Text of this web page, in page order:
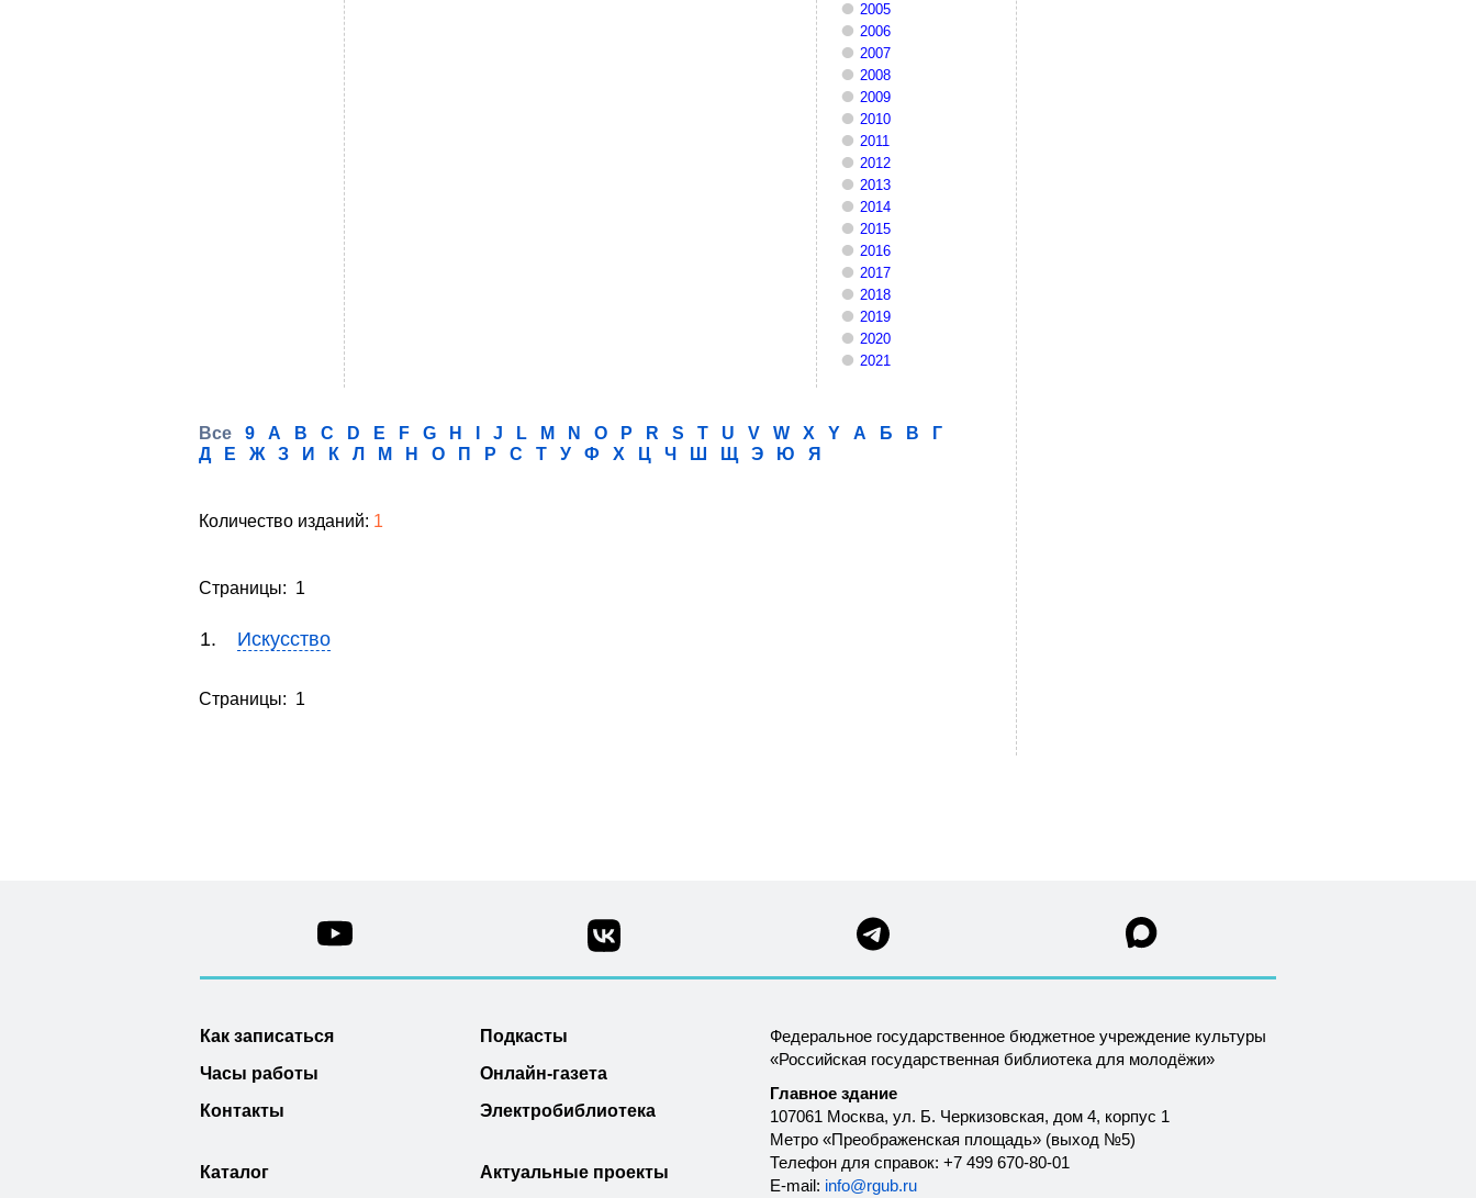
2005
2006
2007
2008
2009
2010
2011
2012
2013
2014
2015
2016
2017
2018
2019
2020
2021
Все 9 A B C D E F G H J L M N O P R S T U V W X Y А Б В
Г
Д
Е Ж З И К Л М Н О П Р С Т У Ф Х Ц Ч Ш Щ Э Ю Я
Количество изданий: 1
Страницы: 1
1. Искусство
Страницы: 1
Как записаться
Часы работы
Контакты
Каталог
Подкасты
Онлайн-газета
Электробиблиотека
Актуальные проекты
Федеральное государственное бюджетное учреждение культуры
«Российская государственная библиотека для молодёжи»
Главное здание
107061 Москва, ул. Б. Черкизовская, дом 4, корпус 1
Метро «Преображенская площадь» (выход №5)
Телефон для справок: +7 499 670-80-01
E-mail: info@rgub.ru